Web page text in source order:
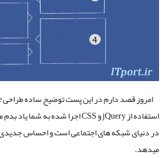
در دنیای شبکه های اجتماعی است و احساس جدیدی
میدهد.